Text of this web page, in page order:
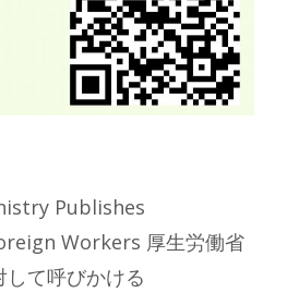
Publishes
Workers 厚生労働省
て呼びかける